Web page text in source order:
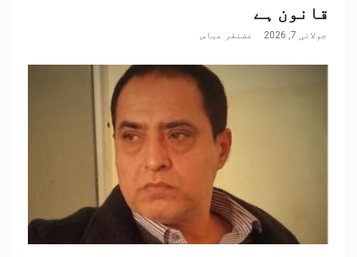
قانون ہے
جولائی 7, 2026 غضنفر عباس